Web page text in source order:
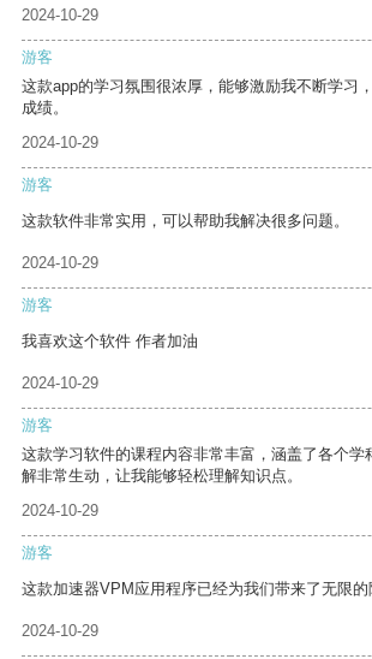
2024-10-29
游客
这款app的学习氛围很浓厚，能够激励我不断学习
成绩。
2024-10-29
游客
这款软件非常实用，可以帮助我解决很多问题。
2024-10-29
游客
我喜欢这个软件 作者加油
2024-10-29
游客
这款学习软件的课程内容非常丰富，涵盖了各个学
解非常生动，让我能够轻松理解知识点。
2024-10-29
游客
这款加速器VPM应用程序已经为我们带来了无限的
2024-10-29